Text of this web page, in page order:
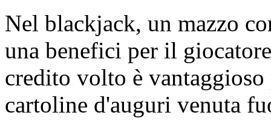
Nel blackjack, un mazzo
una benefici per il
credito volto è
cartoline d'auguri venuta